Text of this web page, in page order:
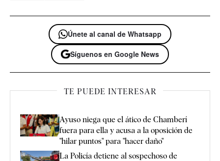
Únete al canal de Whatsapp
Síguenos en Google News
TE PUEDE INTERESAR
Ayuso niega que el ático de Chamberí
fuera para ella y acusa a la oposición de
"hilar puntos" para "hacer daño"
La Policía detiene al sospechoso de